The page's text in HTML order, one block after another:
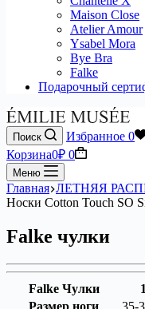
Maison Close
Atelier Amour
Ysabel Mora
Bye Bra
Falke
Подарочный
Поиск Избранное 0
Корзина0₽ 0
Меню
Главная ЛЕТНЯЯ
Носки Cotton Touch SO
Falke чулки
Falke Чулки 1
Размер ноги
35-